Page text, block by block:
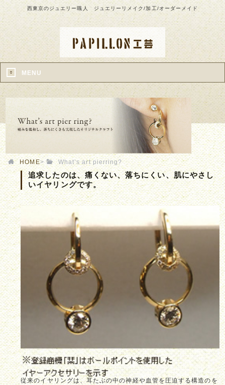
西東京のジュエリー職人 ジュエリーリメイク/加工/オーダーメイド
MENU
HOME> What’s art pierring?
追求したのは、痛くない、落ちにくい、肌にやさし
いイヤリングです。
従来のイヤリングは、耳たぶの中の神経や血管を圧迫する構造のを